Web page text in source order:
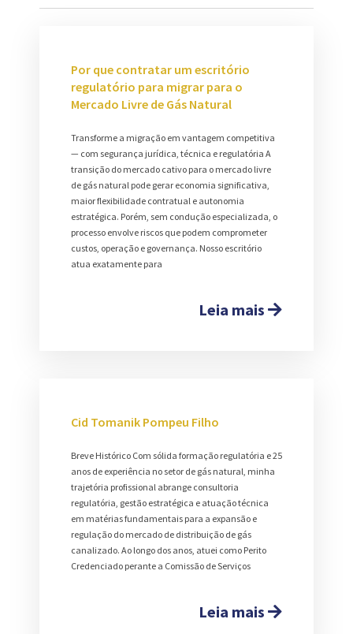
Por que contratar um escritório
regulatório para migrar para o
Mercado Livre de Gás Natural
Transforme a migração em vantagem competitiva
— com segurança jurídica, técnica e regulatória A
transição do mercado cativo para o mercado livre
de gás natural pode gerar economia significativa,
maior flexibilidade contratual e autonomia
estratégica. Porém, sem condução especializada, o
processo envolve riscos que podem comprometer
custos, operação e governança. Nosso escritório
atua exatamente para
Leia mais
Cid Tomanik Pompeu Filho
Breve Histórico Com sólida formação regulatória e 25
anos de experiência no setor de gás natural, minha
trajetória profissional abrange consultoria
regulatória, gestão estratégica e atuação técnica
em matérias fundamentais para a expansão e
regulação do mercado de distribuição de gás
canalizado. Ao longo dos anos, atuei como Perito
Credenciado perante a Comissão de Serviços
Leia mais